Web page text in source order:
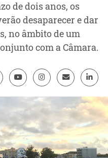
de dois anos, os
desaparecer e dar
no âmbito de um
com a Câmara.